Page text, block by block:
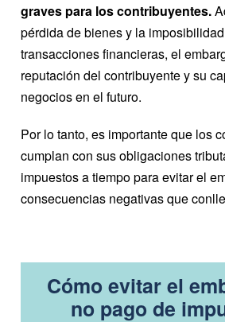
graves para los contribuyentes.
pérdida de bienes y la
transacciones financieras, el
reputación del contribuyente y su
negocios en el futuro.
Por lo tanto, es importante que los
cumplan con sus obligaciones
impuestos a tiempo para evitar el
consecuencias negativas que
Cómo evitar el
no pago de